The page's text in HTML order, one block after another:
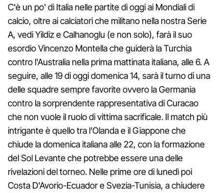
C'è un po' di Italia nelle partite di oggi ai Mondiali di
calcio, oltre ai calciatori che militano nella nostra Serie
A, vedi Yildiz e Calhanoglu (e non solo), farà il suo
esordio Vincenzo Montella che guiderà la Turchia
contro l'Australia nella prima mattinata italiana, alle 6. A
seguire, alle 19 di oggi domenica 14, sarà il turno di una
delle squadre sempre favorite ovvero la Germania
contro la sorprendente rappresentativa di Curacao
che non vuole il ruolo di vittima sacrificale. Il match più
intrigante è quello tra l'Olanda e il Giappone che
chiude la domenica italiana alle 22, con la formazione
del Sol Levante che potrebbe essere una delle
rivelazioni del torneo. Nelle prime ore di lunedì poi
Costa D'Avorio-Ecuador e Svezia-Tunisia, a chiudere